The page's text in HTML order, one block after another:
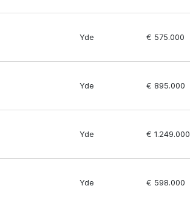
Yde € 575.000
Yde € 895.000
Yde € 1.249.000
Yde € 598.000